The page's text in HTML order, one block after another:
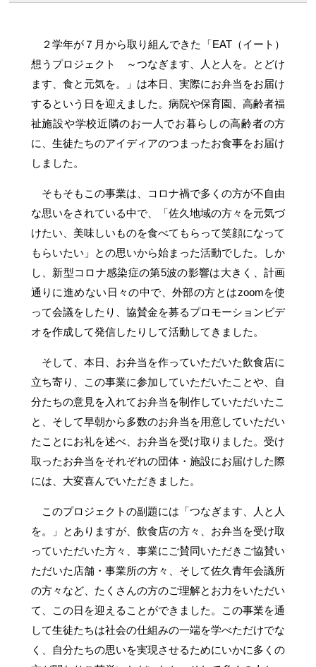
２学年が７月から取り組んできた「EAT（イート）
想うプロジェクト ～つなぎます、人と人を。とどけ
ます、食と元気を。」は本日、実際にお弁当をお届け
するという日を迎えました。病院や保育園、高齢者福
祉施設や学校近隣のお一人でお暮らしの高齢者の方
に、生徒たちのアイディアのつまったお食事をお届け
しました。
そもそもこの事業は、コロナ禍で多くの方が不自由
な思いをされている中で、「佐久地域の方々を元気づ
けたい、美味しいものを食べてもらって笑顔になって
もらいたい」との思いから始まった活動でした。しか
し、新型コロナ感染症の第5波の影響は大きく、計画
通りに進めない日々の中で、外部の方とはzoomを使
って会議をしたり、協賛金を募るプロモーションビデ
オを作成して発信したりして活動してきました。
そして、本日、お弁当を作っていただいた飲食店に
立ち寄り、この事業に参加していただいたことや、自
分たちの意見を入れてお弁当を制作していただいたこ
と、そして早朝から多数のお弁当を用意していただい
たことにお礼を述べ、お弁当を受け取りました。受け
取ったお弁当をそれぞれの団体・施設にお届けした際
には、大変喜んでいただきました。
このプロジェクトの副題には「つなぎます、人と人
を。」とありますが、飲食店の方々、お弁当を受け取
っていただいた方々、事業にご賛同いただきご協賛い
ただいた店舗・事業所の方々、そして佐久青年会議所
の方々など、たくさんの方のご理解とお力をいただい
て、この日を迎えることができました。この事業を通
して生徒たちは社会の仕組みの一端を学べただけでな
く、自分たちの思いを実現させるためにいかに多くの